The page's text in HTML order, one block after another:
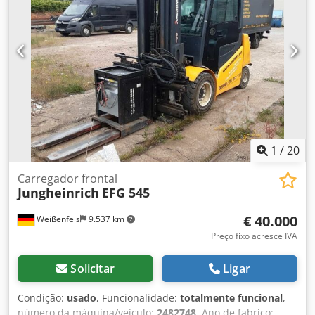
lateral, ajustador de garfos, 3ª válvula, 4ª válvula, cabine
completa,
1 /20
Weißenfels 9.537 km
Carregador frontal
Jungheinrich EFG 545
€ 40.000
Preço fixo acresce IVA
Solicitar Ligar
Condição: usado, Funcionalidade: totalmente funcional,